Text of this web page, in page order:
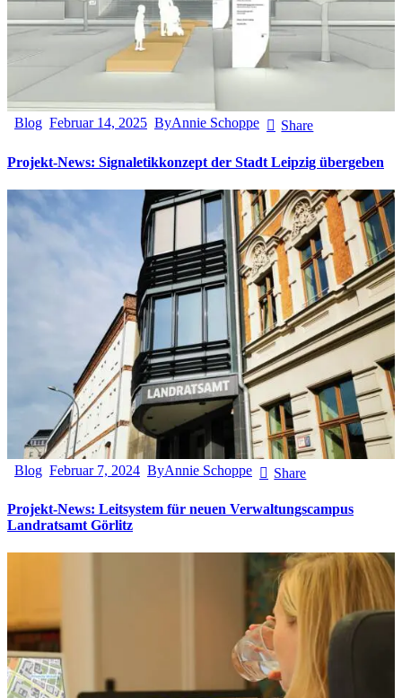
Blog Februar 14, 2025 ByAnnie Schoppe Share
Projekt-News: Signaletikkonzept der Stadt Leipzig übergeben
Blog Februar 7, 2024 ByAnnie Schoppe Share
Projekt-News: Leitsystem für neuen Verwaltungscampus
Landratsamt Görlitz